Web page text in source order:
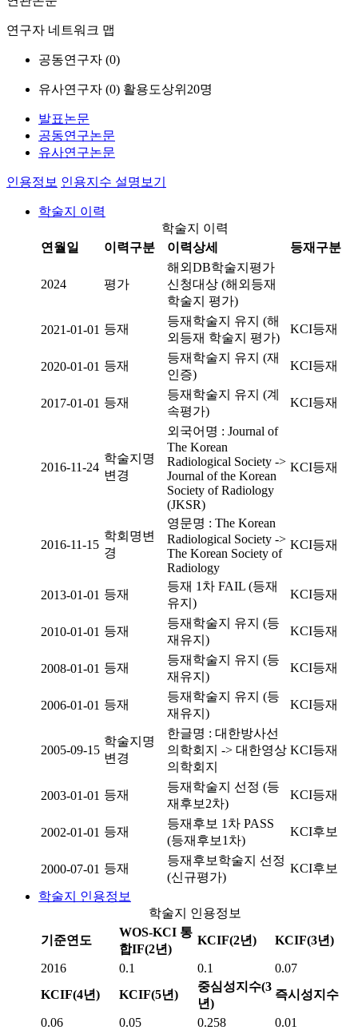
연구자 네트워크 맵
공동연구자 (0)
유사연구자 (0) 활용도상위20명
발표논문
공동연구논문
유사연구논문
인용정보 인용지수 설명보기
학술지 이력
학술지 이력
연월일
이력구분 이력상세 등재구분
2024 평가
해외DB학술지평가
신청대상 (해외등재
학술지 평가)
2021-01-01 등재
등재학술지 유지 (해
외등재 학술지 평가)
KCI등재
2020-01-01 등재
등재학술지 유지 (재
인증)
KCI등재
2017-01-01 등재
등재학술지 유지 (계
속평가)
KCI등재
2016-11-24
학술지명
변경
외국어명 : Journal of
The Korean
Radiological Society ->
Journal of the Korean
Society of Radiology
(JKSR)
KCI등재
2016-11-15
학회명변
경
영문명 : The Korean
Radiological Society ->
The Korean Society of
Radiology
KCI등재
2013-01-01 등재
등재 1차 FAIL (등재
유지)
KCI등재
2010-01-01 등재
등재학술지 유지 (등
재유지)
KCI등재
2008-01-01 등재
등재학술지 유지 (등
재유지)
KCI등재
2006-01-01 등재
등재학술지 유지 (등
재유지)
KCI등재
2005-09-15
학술지명
변경
한글명 : 대한방사선
의학회지 -> 대한영상
의학회지
KCI등재
2003-01-01 등재
등재학술지 선정 (등
재후보2차)
KCI등재
2002-01-01 등재
등재후보 1차 PASS
(등재후보1차)
KCI후보
2000-07-01 등재
등재후보학술지 선정
(신규평가)
KCI후보
학술지 인용정보
학술지 인용정보
기준연도
WOS-KCI 통
합IF(2년)
KCIF(2년) KCIF(3년)
2016 0.1 0.1
0.07
KCIF(4년)
KCIF(5년)
중심성지수(3
년)
즉시성지수
0.06 0.05 0.258 0.01